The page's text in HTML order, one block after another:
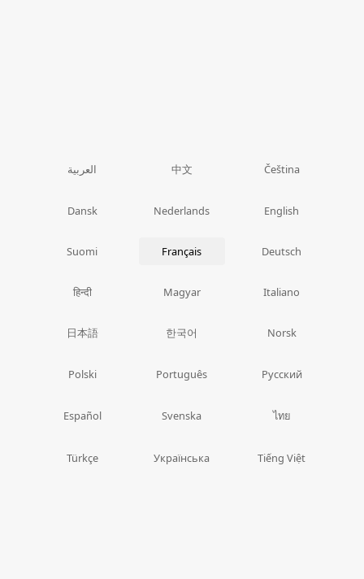
العربية 中文 Čeština
Dansk Nederlands English
Suomi Français Deutsch
हिन्दी Magyar Italiano
日本語 한국어 Norsk
Polski Português Русский
Español Svenska ไทย
Türkçe Українська Tiếng Việt